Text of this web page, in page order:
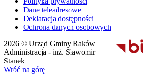
Dane teleadresowe
Deklaracja dostępności
Ochrona danych osobowych
2026 © Urząd Gminy Raków |
Administracja - inż. Sławomir
Stanek
Wróć na górę